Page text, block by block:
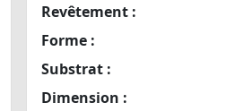
Revêtement :
Forme :
Substrat :
Dimension :